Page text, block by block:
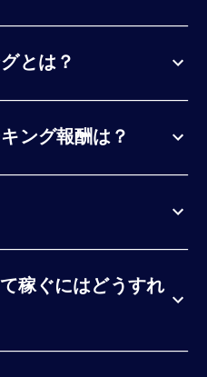
とは？
ング報酬は？
稼ぐにはどうすれ